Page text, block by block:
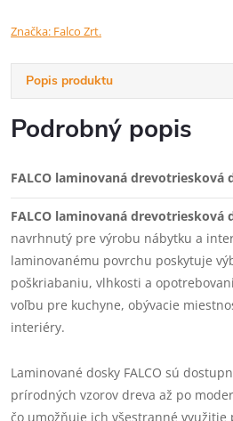
Značka: Falco Zrt.
Popis produktu
Podrobný popis
FALCO laminovaná drevotriesková
FALCO laminovaná drevotriesková
navrhnutý pre výrobu nábytku a
laminovanému povrchu poskytuje
poškriabaniu, vlhkosti a
voľbu pre kuchyne, obývacie
interiéry.
Laminované dosky FALCO sú
prírodných vzorov dreva až po
čo umožňuje ich všestranné